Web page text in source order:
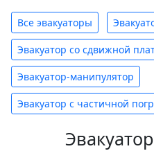
Все эвакуаторы
Эвакуатор со сдвижной
Эвакуатор-манипулятор
Эвакуатор с частичной